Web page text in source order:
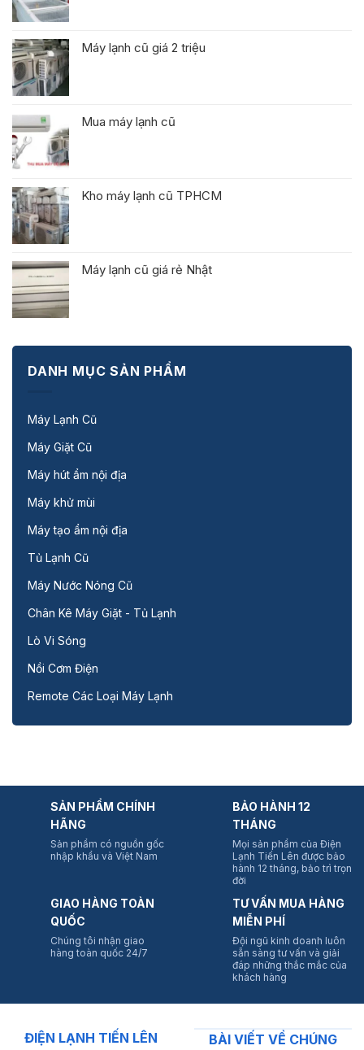
Máy lạnh cũ giá 2 triệu
Mua máy lạnh cũ
Kho máy lạnh cũ TPHCM
Máy lạnh cũ giá rẻ Nhật
DANH MỤC SẢN PHẨM
Máy Lạnh Cũ
Máy Giặt Cũ
Máy hút ẩm nội địa
Máy khử mùi
Máy tạo ẩm nội địa
Tủ Lạnh Cũ
Máy Nước Nóng Cũ
Chân Kê Máy Giặt - Tủ Lạnh
Lò Vi Sóng
Nồi Cơm Điện
Remote Các Loại Máy Lạnh
SẢN PHẨM CHÍNH
HÃNG
Sản phẩm có nguồn gốc
nhập khẩu và Việt Nam
BẢO HÀNH 12
THÁNG
Mọi sản phẩm của Điện
Lạnh Tiến Lên được bảo
hành 12 tháng, bảo trì trọn
đời
GIAO HÀNG TOÀN
QUỐC
Chúng tôi nhận giao
hàng toàn quốc 24/7
TƯ VẤN MUA HÀNG
MIỄN PHÍ
Đội ngũ kinh doanh luôn
sẵn sàng tư vấn và giải
đáp những thắc mắc của
khách hàng
ĐIỆN LẠNH TIẾN LÊN
BÀI VIẾT VỀ CHÚNG